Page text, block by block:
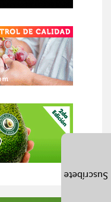
Suscríbete